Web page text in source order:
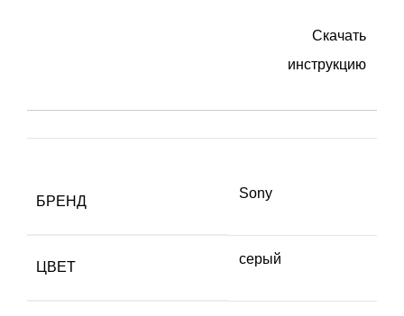
Скачать
инструкцию
БРЕНД
Sony
ЦВЕТ
серый